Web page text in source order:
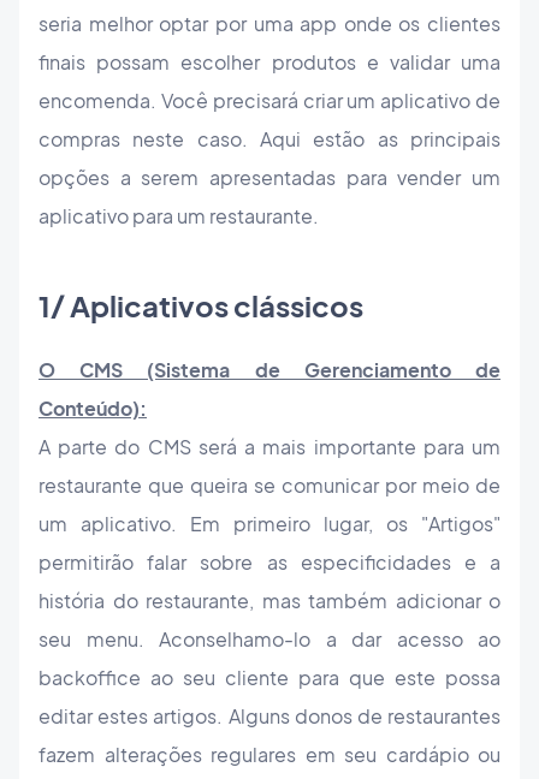
seria melhor optar por uma app onde os clientes
finais possam escolher produtos e validar uma
encomenda. Você precisará criar um aplicativo de
compras neste caso. Aqui estão as principais
opções a serem apresentadas para vender um
aplicativo para um restaurante.
1/ Aplicativos clássicos
O CMS (Sistema de Gerenciamento de
Conteúdo):
A parte do CMS será a mais importante para um
restaurante que queira se comunicar por meio de
um aplicativo. Em primeiro lugar, os "Artigos"
permitirão falar sobre as especificidades e a
história do restaurante, mas também adicionar o
seu menu. Aconselhamo-lo a dar acesso ao
backoffice ao seu cliente para que este possa
editar estes artigos. Alguns donos de restaurantes
fazem alterações regulares em seu cardápio ou